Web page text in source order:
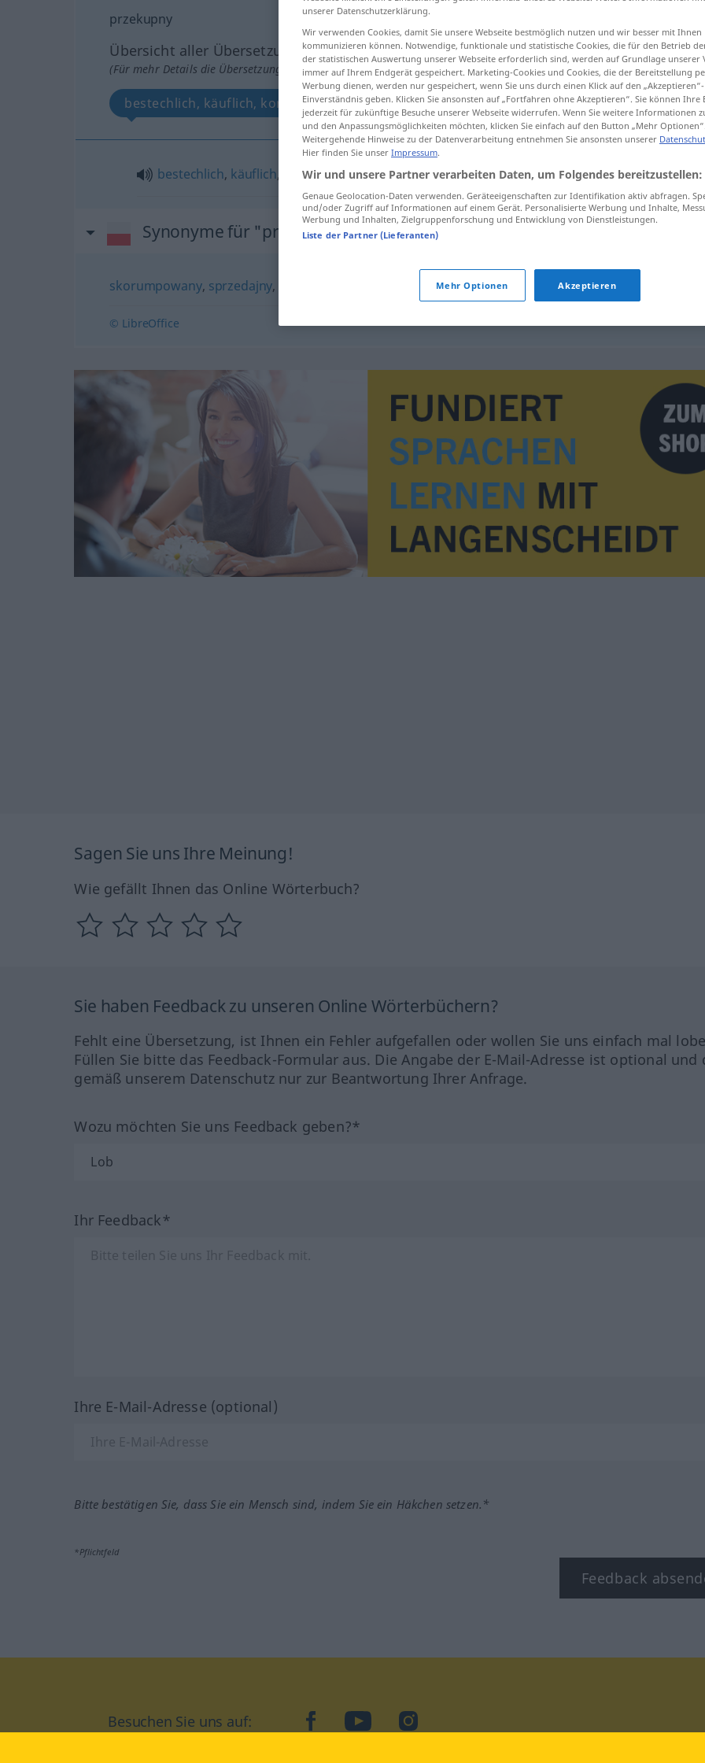
przekupny
Übersicht aller Übersetzungen
(Für mehr Details die Übersetzung anklicken/antippen)
bestechlich, käuflich, korrupt
bestechlich, käuflich, korrupt przekupny
Synonyme für "przekupny"
skorumpowany, sprzedajny,
© LibreOffice
Sagen Sie uns Ihre Meinung!
Wie gefällt Ihnen das Online Wörterbuch?
Sie haben Feedback zu unseren Online Wörterbüchern?
Fehlt eine Übersetzung, ist Ihnen ein Fehler aufgefallen oder wollen Sie uns einfach mal
Füllen Sie bitte das Feedback-Formular aus. Die Angabe der E-Mail-Adresse ist optional und
gemäß unserem Datenschutz nur zur Beantwortung Ihrer Anfrage.
Wozu möchten Sie uns Feedback geben?*
Ihr Feedback*
Ihre E-Mail-Adresse (optional)
Bitte bestätigen Sie, dass Sie ein Mensch sind, indem Sie ein Häkchen setzen.*
*Pflichtfeld
Feedback
Besuchen Sie uns auf: facebookYouTubeInstagram
unserer Datenschutzerklärung.
Wir verwenden Cookies, damit Sie unsere Webseite bestmöglich nutzen und wir besser mit Ihnen
kommunizieren können. Notwendige, funktionale und statistische Cookies, die für den Betrieb
der statistischen Auswertung unserer Webseite erforderlich sind, werden auf Grundlage unserer
immer auf Ihrem Endgerät gespeichert. Marketing-Cookies und Cookies, die der Bereitstellung
Werbung dienen, werden nur gespeichert, wenn Sie uns durch einen Klick auf den
Einverständnis geben. Klicken Sie ansonsten auf „Fortfahren ohne Akzeptieren“. Sie können
jederzeit für zukünftige Besuche unserer Webseite widerrufen. Wenn Sie weitere Informationen
und den Anpassungsmöglichkeiten möchten, klicken Sie einfach auf den Button „Mehr
Weitergehende Hinweise zu der Datenverarbeitung entnehmen Sie ansonsten unserer
Hier finden Sie unser Impressum.
Wir und unsere Partner verarbeiten Daten, um Folgendes bereitzustellen:
Genaue Geolocation-Daten verwenden. Geräteeigenschaften zur Identifikation aktiv abfragen.
und/oder Zugriff auf Informationen auf einem Gerät. Personalisierte Werbung und Inhalte,
Werbung und Inhalten, Zielgruppenforschung und Entwicklung von Dienstleistungen.
Liste der Partner (Lieferanten)
Mehr Optionen Akzeptieren